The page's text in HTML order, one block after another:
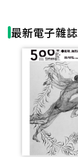
最新電子雜誌